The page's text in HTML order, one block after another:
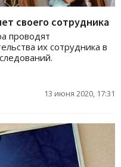
своего сотрудника
проводят
их сотрудника в
13 июня 2020, 17:31